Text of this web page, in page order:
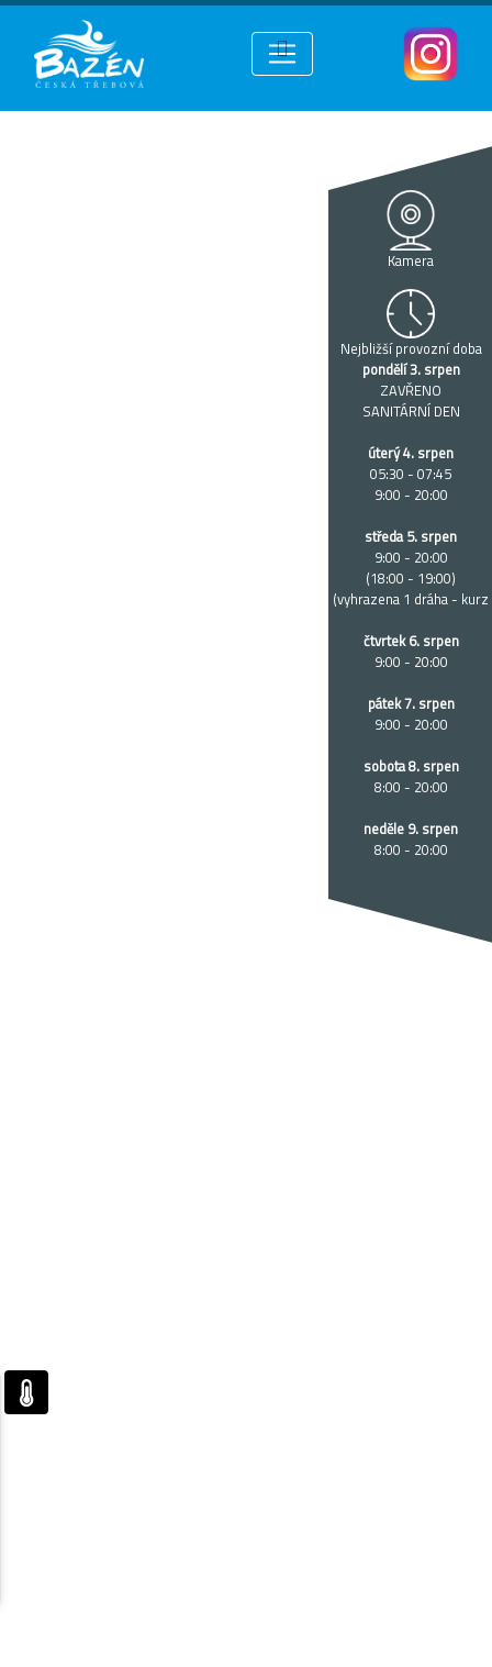
Kamera
Nejbližší provozní doba
pondělí 3. srpen
ZAVŘENO
SANITÁRNÍ DEN
úterý 4. srpen
05:30 - 07:45
9:00 - 20:00
středa 5. srpen
9:00 - 20:00
(18:00 - 19:00)
(vyhrazena 1 dráha - kurz
čtvrtek 6. srpen
9:00 - 20:00
pátek 7. srpen
9:00 - 20:00
sobota 8. srpen
8:00 - 20:00
neděle 9. srpen
8:00 - 20:00